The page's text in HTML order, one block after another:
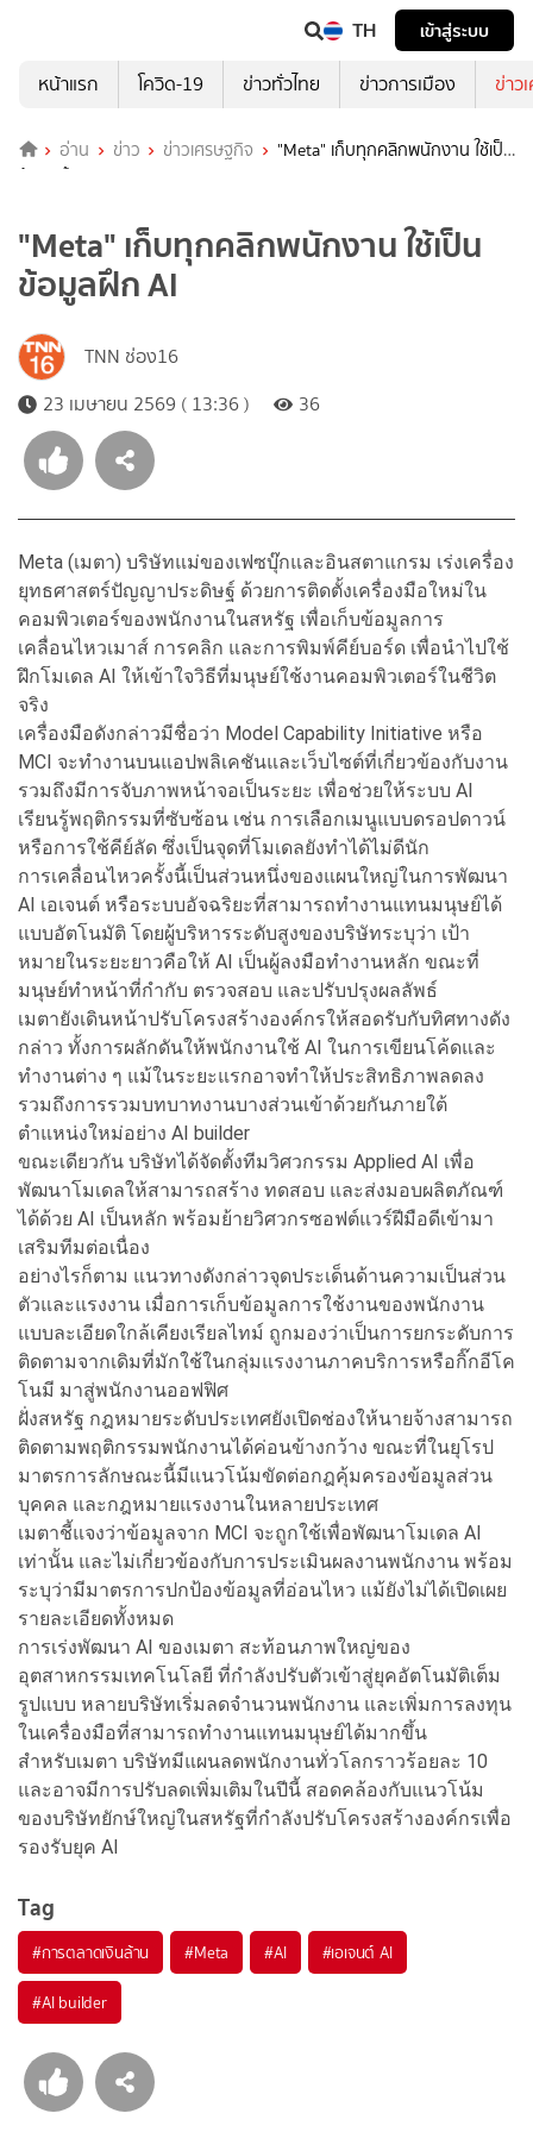
TH
เข้าสู่ระบบ
หน้าแรก
โควิด-19 ข่าวทั่วไทย ข่าวการเมือง ข่าว
อ่าน ข่าว ข่าวเศรษฐกิจ
"Meta" เก็บทุกคลิกพนักงาน ใช้เป็น
ข้อมูลฝึก AI
"Meta" เก็บทุกคลิกพนักงาน ใช้เป็น
ข้อมูลฝึก AI
TNN ช่อง16
23 เมษายน 2569 ( 13:36 )
36
Meta (เมตา) บริษัทแม่ของเฟซบุ๊กและอินสตาแกรม เร่งเครื่อง
ยุทธศาสตร์ปัญญาประดิษฐ์ ด้วยการติดตั้งเครื่องมือใหม่ใน
คอมพิวเตอร์ของพนักงานในสหรัฐ เพื่อเก็บข้อมูลการ
เคลื่อนไหวเมาส์ การคลิก และการพิมพ์คีย์บอร์ด เพื่อนำไปใช้
ฝึกโมเดล AI ให้เข้าใจวิธีที่มนุษย์ใช้งานคอมพิวเตอร์ในชีวิต
จริง
เครื่องมือดังกล่าวมีชื่อว่า Model Capability Initiative หรือ
MCI จะทำงานบนแอปพลิเคชันและเว็บไซต์ที่เกี่ยวข้องกับงาน
รวมถึงมีการจับภาพหน้าจอเป็นระยะ เพื่อช่วยให้ระบบ AI
เรียนรู้พฤติกรรมที่ซับซ้อน เช่น การเลือกเมนูแบบดรอปดาวน์
หรือการใช้คีย์ลัด ซึ่งเป็นจุดที่โมเดลยังทำได้ไม่ดีนัก
การเคลื่อนไหวครั้งนี้เป็นส่วนหนึ่งของแผนใหญ่ในการพัฒนา
AI เอเจนต์ หรือระบบอัจฉริยะที่สามารถทำงานแทนมนุษย์ได้
แบบอัตโนมัติ โดยผู้บริหารระดับสูงของบริษัทระบุว่า เป้า
หมายในระยะยาวคือให้ AI เป็นผู้ลงมือทำงานหลัก ขณะที่
มนุษย์ทำหน้าที่กำกับ ตรวจสอบ และปรับปรุงผลลัพธ์
เมตายังเดินหน้าปรับโครงสร้างองค์กรให้สอดรับกับทิศทางดัง
กล่าว ทั้งการผลักดันให้พนักงานใช้ AI ในการเขียนโค้ดและ
ทำงานต่าง ๆ แม้ในระยะแรกอาจทำให้ประสิทธิภาพลดลง
รวมถึงการรวมบทบาทงานบางส่วนเข้าด้วยกันภายใต้
ตำแหน่งใหม่อย่าง AI builder
ขณะเดียวกัน บริษัทได้จัดตั้งทีมวิศวกรรม Applied AI เพื่อ
พัฒนาโมเดลให้สามารถสร้าง ทดสอบ และส่งมอบผลิตภัณฑ์
ได้ด้วย AI เป็นหลัก พร้อมย้ายวิศวกรซอฟต์แวร์ฝีมือดีเข้ามา
เสริมทีมต่อเนื่อง
อย่างไรก็ตาม แนวทางดังกล่าวจุดประเด็นด้านความเป็นส่วน
ตัวและแรงงาน เมื่อการเก็บข้อมูลการใช้งานของพนักงาน
แบบละเอียดใกล้เคียงเรียลไทม์ ถูกมองว่าเป็นการยกระดับการ
ติดตามจากเดิมที่มักใช้ในกลุ่มแรงงานภาคบริการหรือกิ๊กอีโค
โนมี มาสู่พนักงานออฟฟิศ
ฝั่งสหรัฐ กฎหมายระดับประเทศยังเปิดช่องให้นายจ้างสามารถ
ติดตามพฤติกรรมพนักงานได้ค่อนข้างกว้าง ขณะที่ในยุโรป
มาตรการลักษณะนี้มีแนวโน้มขัดต่อกฎคุ้มครองข้อมูลส่วน
บุคคล และกฎหมายแรงงานในหลายประเทศ
เมตาชี้แจงว่าข้อมูลจาก MCI จะถูกใช้เพื่อพัฒนาโมเดล AI
เท่านั้น และไม่เกี่ยวข้องกับการประเมินผลงานพนักงาน พร้อม
ระบุว่ามีมาตรการปกป้องข้อมูลที่อ่อนไหว แม้ยังไม่ได้เปิดเผย
รายละเอียดทั้งหมด
การเร่งพัฒนา AI ของเมตา สะท้อนภาพใหญ่ของ
อุตสาหกรรมเทคโนโลยี ที่กำลังปรับตัวเข้าสู่ยุคอัตโนมัติเต็ม
รูปแบบ หลายบริษัทเริ่มลดจำนวนพนักงาน และเพิ่มการลงทุน
ในเครื่องมือที่สามารถทำงานแทนมนุษย์ได้มากขึ้น
สำหรับเมตา บริษัทมีแผนลดพนักงานทั่วโลกราวร้อยละ 10
และอาจมีการปรับลดเพิ่มเติมในปีนี้ สอดคล้องกับแนวโน้ม
ของบริษัทยักษ์ใหญ่ในสหรัฐที่กำลังปรับโครงสร้างองค์กรเพื่อ
รองรับยุค AI
Tag
#การตลาดเงินล้าน #Meta #AI #เอเจนต์ AI
#AI builder